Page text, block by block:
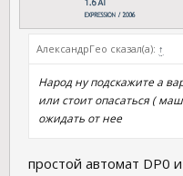
АлександрГео сказал(а): ↑
Народ ну подскажите а
или стоит опасаться (
ожидать от нее
простой автомат DP0